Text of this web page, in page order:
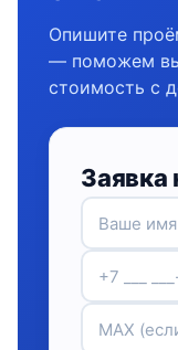
Опишите
— поможем
стоимость с
Заявка